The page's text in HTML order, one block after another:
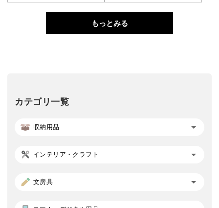
もっとみる
カテゴリ一覧
収納用品
インテリア・クラフト
文房具